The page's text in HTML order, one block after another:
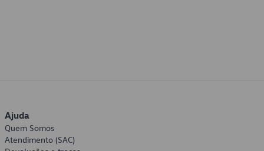
Ajuda
Quem Somos
Atendimento (SAC)